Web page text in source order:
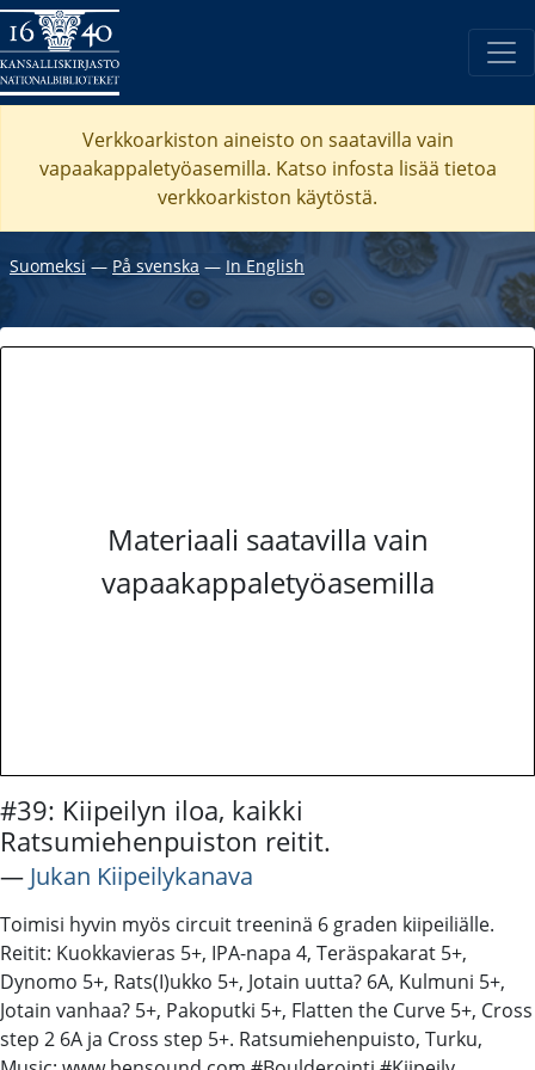
Verkkoarkiston aineisto on saatavilla vain
vapaakappaletyöasemilla. Katso infosta lisää tietoa
verkkoarkiston käytöstä.
Suomeksi ― På svenska ― In English
Materiaali saatavilla vain
vapaakappaletyöasemilla
#39: Kiipeilyn iloa, kaikki
Ratsumiehenpuiston reitit.
― Jukan Kiipeilykanava
Toimisi hyvin myös circuit treeninä 6 graden kiipeiliälle.
Reitit: Kuokkavieras 5+, IPA-napa 4, Teräspakarat 5+,
Dynomo 5+, Rats(I)ukko 5+, Jotain uutta? 6A, Kulmuni 5+,
Jotain vanhaa? 5+, Pakoputki 5+, Flatten the Curve 5+, Cross
step 2 6A ja Cross step 5+. Ratsumiehenpuisto, Turku,